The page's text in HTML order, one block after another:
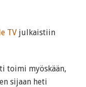
TV julkaistiin
toimi myöskään,
sijaan heti